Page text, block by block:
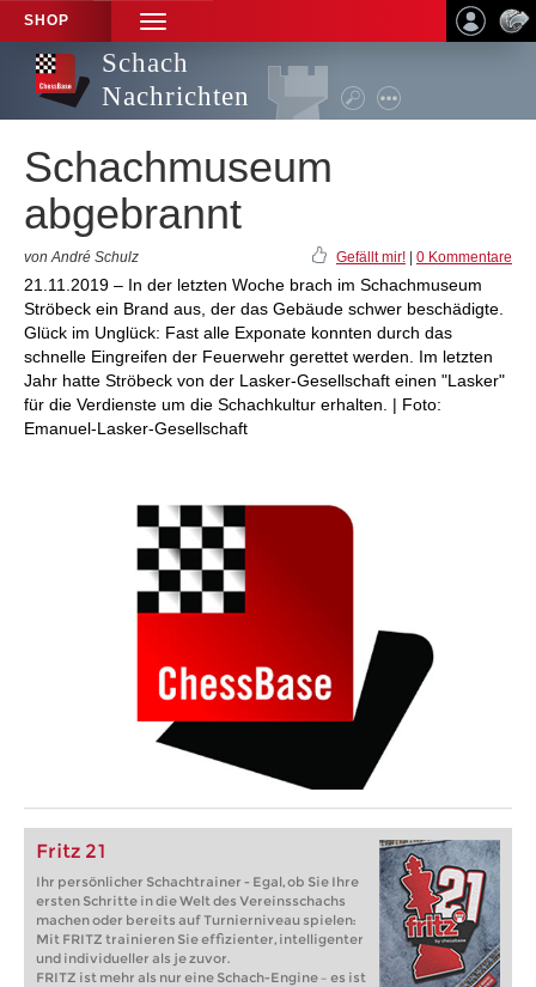
SHOP
TOGGLE
NAVIGATION
Schach
Nachrichten
Schachmuseum
abgebrannt
von André Schulz Gefällt mir! 0 Kommentare
21.11.2019 – In der letzten Woche brach im Schachmuseum
Ströbeck ein Brand aus, der das Gebäude schwer beschädigte.
Glück im Unglück: Fast alle Exponate konnten durch das
schnelle Eingreifen der Feuerwehr gerettet werden. Im letzten
Jahr hatte Ströbeck von der Lasker-Gesellschaft einen "Lasker"
für die Verdienste um die Schachkultur erhalten. | Foto:
Emanuel-Lasker-Gesellschaft
Fritz 21
Ihr persönlicher Schachtrainer - Egal, ob Sie Ihre
ersten Schritte in die Welt des Vereinsschachs
machen oder bereits auf Turnierniveau spielen:
Mit FRITZ trainieren Sie effizienter, intelligenter
und individueller als je zuvor.
FRITZ ist mehr als nur eine Schach-Engine – es ist